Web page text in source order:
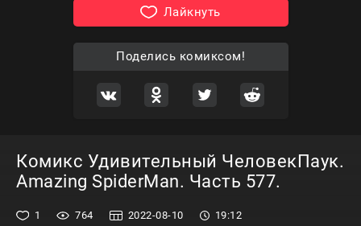
Лайкнуть
Поделись комиксом!
Комикс Удивительный ЧеловекПаук.
Amazing SpiderMan. Часть 577.
1 764 2022-08-10 19:12